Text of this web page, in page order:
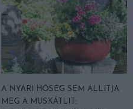
A NYÁRI HŐSÉG SEM ÁLLÍTJA
MEG A MUSKÁTLIT: